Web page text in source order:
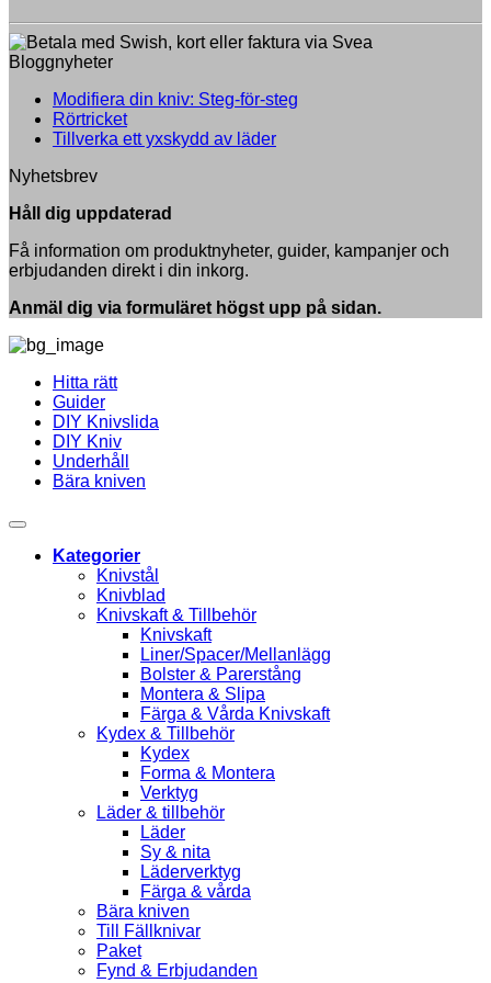
Bloggnyheter
Modifiera din kniv: Steg-för-steg
steg
RörtricketInga
kommentarer
Tillverka ett yxskydd av läderInga
av
Nyhetsbrev
Håll dig uppdaterad
Få information om produktnyheter, guider, kampanjer och
erbjudanden direkt i din inkorg.
Anmäl dig via formuläret högst upp på sidan.
Hitta rätt
Guider
DIY Knivslida
DIY Kniv
Underhåll
Bära kniven
Kategorier
Knivstål
Knivblad
Knivskaft & Tillbehör
Knivskaft
Liner/Spacer/Mellanlägg
Bolster & Parerstång
Montera & Slipa
Färga & Vårda Knivskaft
Kydex & Tillbehör
Kydex
Forma & Montera
Verktyg
Läder & tillbehör
Läder
Sy & nita
Läderverktyg
Färga & vårda
Bära kniven
Till Fällknivar
Paket
Fynd & Erbjudanden